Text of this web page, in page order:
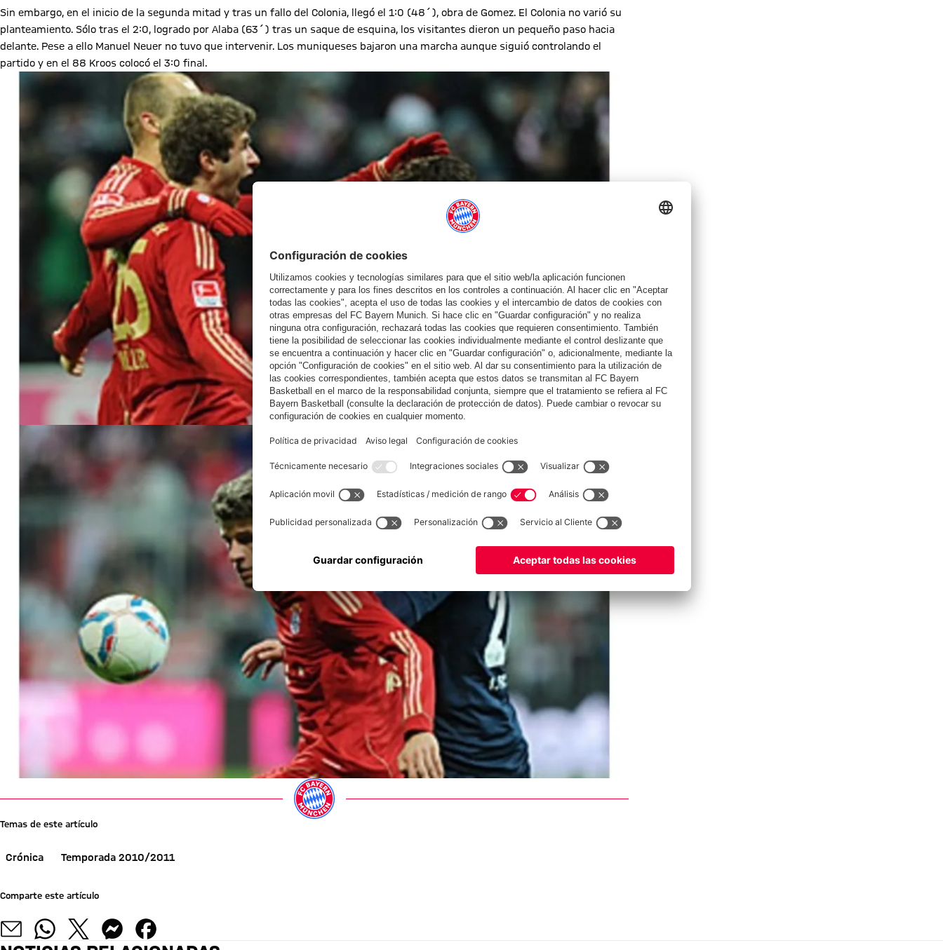
Sin embargo, en el inicio de la segunda mitad y tras un fallo del Colonia, llegó el 1:0 (48´), obra de Gomez. El Colonia no varió su
planteamiento. Sólo tras el 2:0, logrado por Alaba (63´) tras un saque de esquina, los visitantes dieron un pequeño paso hacia
delante. Pese a ello Manuel Neuer no tuvo que intervenir. Los muniqueses bajaron una marcha aunque siguió controlando el
partido y en el 88 Kroos colocó el 3:0 final.
Temas de este artículo
Crónica Temporada 2010/2011
Comparte este artículo